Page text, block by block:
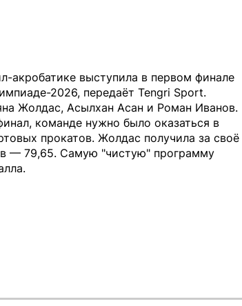
акробатике выступила в первом финале
2026, передаёт Tengri Sport.
Жолдас, Асылхан Асан и Роман Иванов.
команде нужно было оказаться в
прокатов. Жолдас получила за своё
— 79,65. Самую "чистую" программу